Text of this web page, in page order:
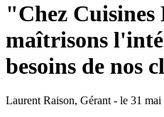
"Chez Cuisines
maîtrisons
besoins de nos
Laurent Raison, Gérant- le 31 mai